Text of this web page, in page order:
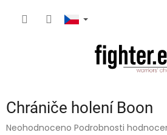
Chrániče holení Boon
Průměrné
Neohodnoceno Podrobnosti